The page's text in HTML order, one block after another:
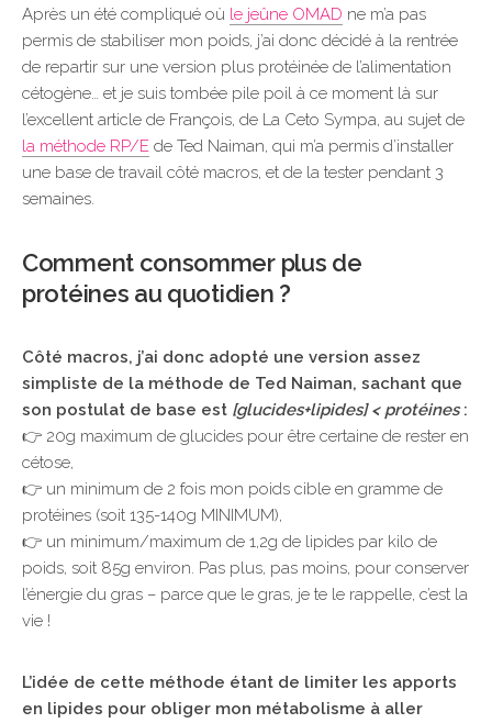
Après un été compliqué où le jeûne OMAD ne m’a pas
permis de stabiliser mon poids, j’ai donc décidé à la rentrée
de repartir sur une version plus protéinée de l’alimentation
cétogène… et je suis tombée pile poil à ce moment là sur
l’excellent article de François, de La Ceto Sympa, au sujet de
la méthode RP/E de Ted Naiman, qui m’a permis d’installer
une base de travail côté macros, et de la tester pendant 3
semaines.
Comment consommer plus de
protéines au quotidien ?
Côté macros, j’ai donc adopté une version assez
simpliste de la méthode de Ted Naiman, sachant que
son postulat de base est [glucides+lipides] < protéines:
👉 20g maximum de glucides pour être certaine de rester en
cétose,
👉 un minimum de 2 fois mon poids cible en gramme de
protéines (soit 135-140g MINIMUM),
👉 un minimum/maximum de 1,2g de lipides par kilo de
poids, soit 85g environ. Pas plus, pas moins, pour conserver
l’énergie du gras – parce que le gras, je te le rappelle, c’est la
vie !
L’idée de cette méthode étant de limiter les apports
en lipides pour obliger mon métabolisme à aller